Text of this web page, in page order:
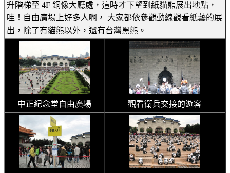
升階梯至 4F 銅像大廳處，這時才下望到紙貓熊展出地點，
哇！自由廣場上好多人啊， 大家都依參觀動線觀看紙藝的展
出，除了有貓熊以外，還有台灣黑熊。
中正紀念堂自由廣場 觀看衛兵交接的遊客